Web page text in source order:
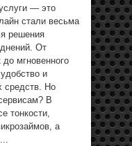
— это
стали весьма
решения
От
мгновенного
и
средств. Но
В
тонкости,
а